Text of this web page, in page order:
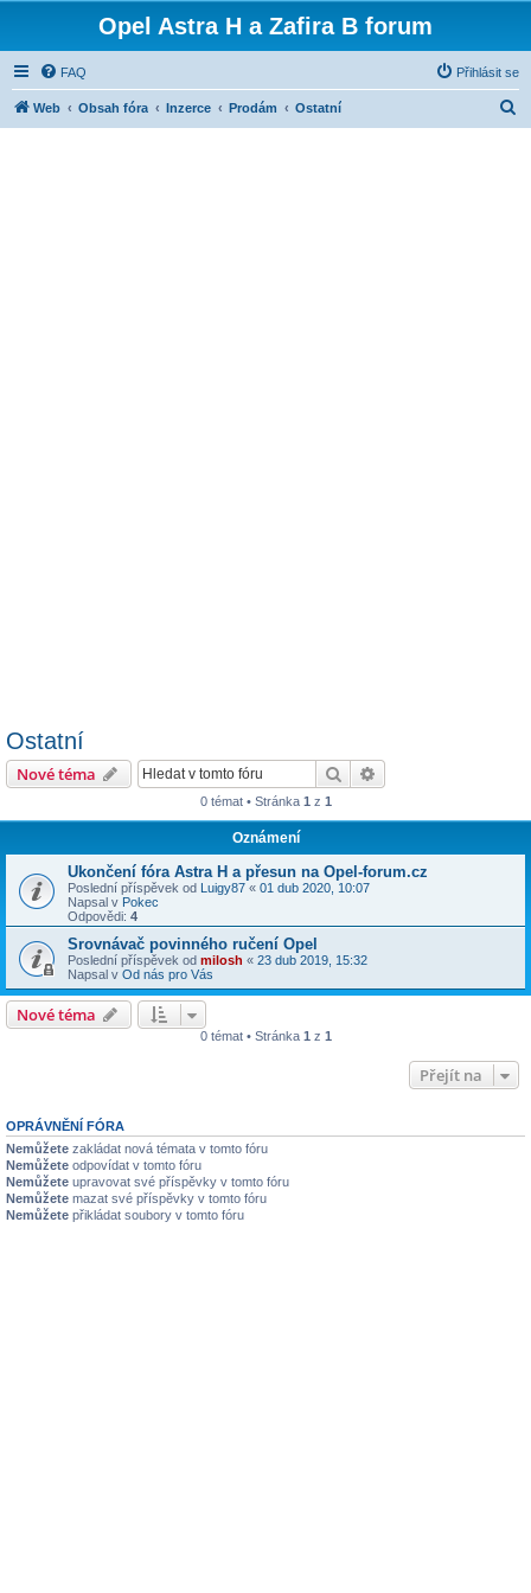
Opel Astra H a Zafira B forum
FAQ Přihlásit se
Web Obsah fóra Inzerce Prodám Ostatní
Ostatní
Nové téma Hledat
0 témat • Stránka 1 z 1
Oznámení
Ukončení fóra Astra H a přesun na Opel-forum.cz
Poslední příspěvek od Luigy87 « 01 dub 2020, 10:07
Napsal v Pokec
Odpovědi: 4
Srovnávač povinného ručení Opel
Poslední příspěvek od milosh « 23 dub 2019, 15:32
Napsal v Od nás pro Vás
Nové téma
0 témat • Stránka 1 z 1
Přejít na
OPRÁVNĚNÍ FÓRA
Nemůžete zakládat nová témata v tomto fóru
Nemůžete odpovídat v tomto fóru
Nemůžete upravovat své příspěvky v tomto fóru
Nemůžete mazat své příspěvky v tomto fóru
Nemůžete přikládat soubory v tomto fóru